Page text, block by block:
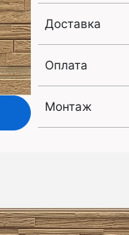
Доставка
Оплата
Монтаж